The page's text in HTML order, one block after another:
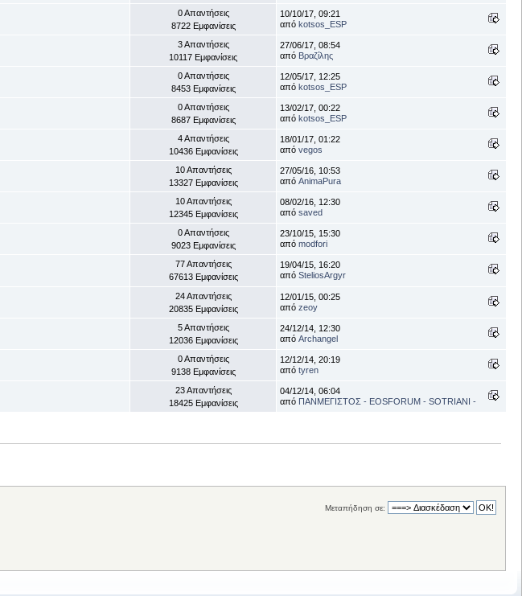
0 Απαντήσεις
8722 Εμφανίσεις
10/10/17, 09:21
από kotsos_ESP
3 Απαντήσεις
10117 Εμφανίσεις
27/06/17, 08:54
από Βραζίλης
0 Απαντήσεις
8453 Εμφανίσεις
12/05/17, 12:25
από kotsos_ESP
0 Απαντήσεις
8687 Εμφανίσεις
13/02/17, 00:22
από kotsos_ESP
4 Απαντήσεις
10436 Εμφανίσεις
18/01/17, 01:22
από vegos
10 Απαντήσεις
13327 Εμφανίσεις
27/05/16, 10:53
από AnimaPura
10 Απαντήσεις
12345 Εμφανίσεις
08/02/16, 12:30
από saved
0 Απαντήσεις
9023 Εμφανίσεις
23/10/15, 15:30
από modfori
77 Απαντήσεις
67613 Εμφανίσεις
19/04/15, 16:20
από SteliosArgyr
24 Απαντήσεις
20835 Εμφανίσεις
12/01/15, 00:25
από zeoy
5 Απαντήσεις
12036 Εμφανίσεις
24/12/14, 12:30
από Archangel
0 Απαντήσεις
9138 Εμφανίσεις
12/12/14, 20:19
από tyren
23 Απαντήσεις
18425 Εμφανίσεις
04/12/14, 06:04
από ΠΑΝΜΕΓΙΣΤΟΣ - EOSFORUM - SOTRIANI -
Μεταπήδηση σε: